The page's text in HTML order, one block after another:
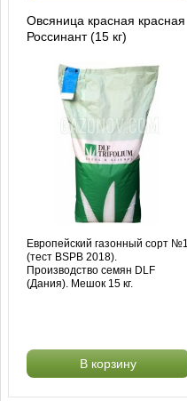
Овсяница красная красная
Россинант (15 кг)
Европейский газонный сорт №1
(тест BSPB 2018).
Производство семян DLF
(Дания). Мешок 15 кг.
В корзину